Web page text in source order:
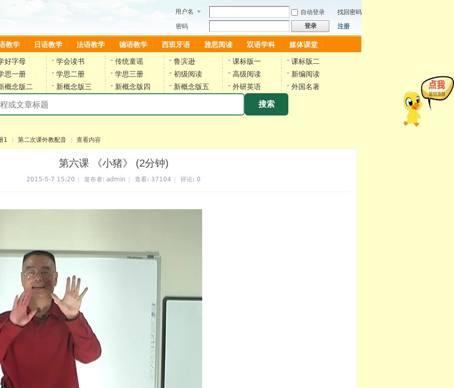
用户名 自动登录
找回密码
密码
登录 注册
教学 日语教学 法语教学 德语教学 西班牙语 雅思阅读 双语学科 媒体课堂
好字母 学会读书 传统童谣 鲁滨逊 课标版一
课标版二
思一册
学思二册 学思三册 初级阅读 高级阅读
新编阅读
概念版二
新概念版三 新概念版四 新概念版五 外研英语 外国名著
搜索
陈雷英语副网站
1 第二次课外教配音
›
查看内容
第六课 《小猪》 (2分钟)
2015-5-7 15:20 发布者: admin 查看: 37104 评论: 0